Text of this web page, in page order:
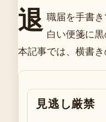
退 職届を手書
白い便箋に
本記事では、横書
見逃し厳禁